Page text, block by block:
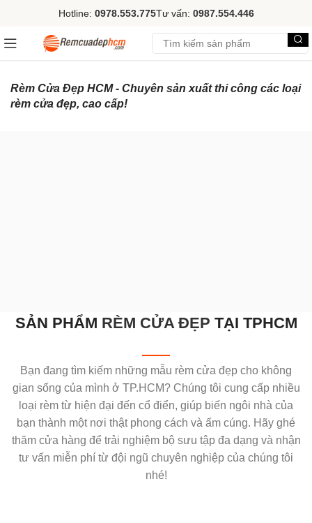
Hotline: 0978.553.775Tư vấn: 0987.554.446
Rèm Cửa Đẹp HCM - Chuyên sản xuất thi công các loại
rèm cửa đẹp, cao cấp!
SẢN PHẨM RÈM CỬA ĐẸP TẠI TPHCM
Bạn đang tìm kiếm những mẫu rèm cửa đẹp cho không
gian sống của mình ở TP.HCM? Chúng tôi cung cấp nhiều
loại rèm từ hiện đại đến cổ điển, giúp biến ngôi nhà của
bạn thành một nơi thật phong cách và ấm cúng. Hãy ghé
thăm cửa hàng để trải nghiệm bộ sưu tập đa dạng và nhận
tư vấn miễn phí từ đội ngũ chuyên nghiệp của chúng tôi
nhé!